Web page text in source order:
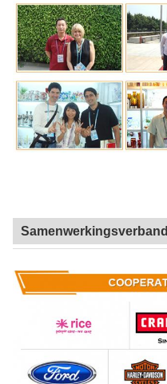
Samenwerkingsverband